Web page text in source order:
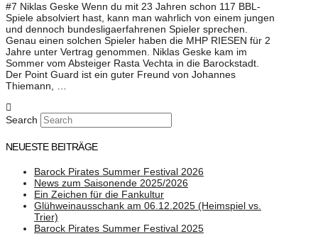
#7 Niklas Geske Wenn du mit 23 Jahren schon 117 BBL-
Spiele absolviert hast, kann man wahrlich von einem jungen
und dennoch bundesligaerfahrenen Spieler sprechen.
Genau einen solchen Spieler haben die MHP RIESEN für 2
Jahre unter Vertrag genommen. Niklas Geske kam im
Sommer vom Absteiger Rasta Vechta in die Barockstadt.
Der Point Guard ist ein guter Freund von Johannes
Thiemann, …
Search
NEUESTE BEITRÄGE
Barock Pirates Summer Festival 2026
News zum Saisonende 2025/2026
Ein Zeichen für die Fankultur
Glühweinausschank am 06.12.2025 (Heimspiel vs.
Trier)
Barock Pirates Summer Festival 2025